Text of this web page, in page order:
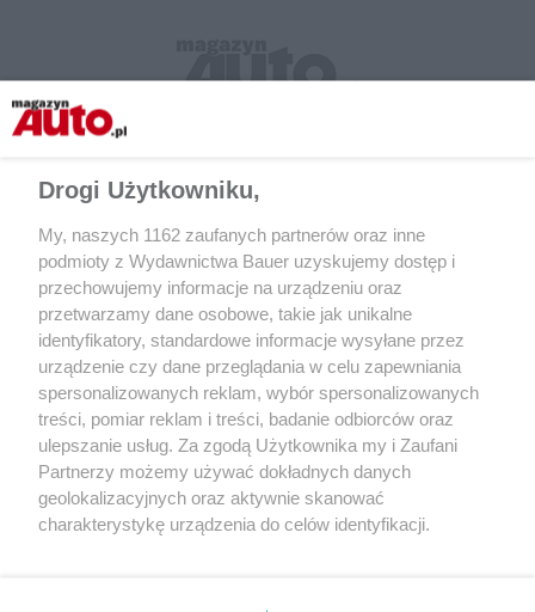
CZYTAJ TAKŻE
Drogi Użytkowniku,
My, naszych 1162 zaufanych partnerów oraz inne
podmioty z Wydawnictwa Bauer uzyskujemy dostęp i
przechowujemy informacje na urządzeniu oraz
przetwarzamy dane osobowe, takie jak unikalne
identyfikatory, standardowe informacje wysyłane przez
urządzenie czy dane przeglądania w celu zapewniania
spersonalizowanych reklam, wybór spersonalizowanych
treści, pomiar reklam i treści, badanie odbiorców oraz
ulepszanie usług. Za zgodą Użytkownika my i Zaufani
Partnerzy możemy używać dokładnych danych
geolokalizacyjnych oraz aktywnie skanować
charakterystykę urządzenia do celów identyfikacji.